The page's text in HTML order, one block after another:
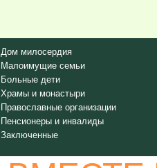
Дом милосердия
Малоимущие семьи
Больные дети
Храмы и монастыри
Православные организации
Пенсионеры и инвалиды
Заключенные